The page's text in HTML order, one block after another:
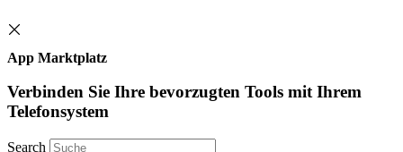
App Marktplatz
Verbinden Sie Ihre bevorzugten Tools mit Ihrem
Telefonsystem
Search